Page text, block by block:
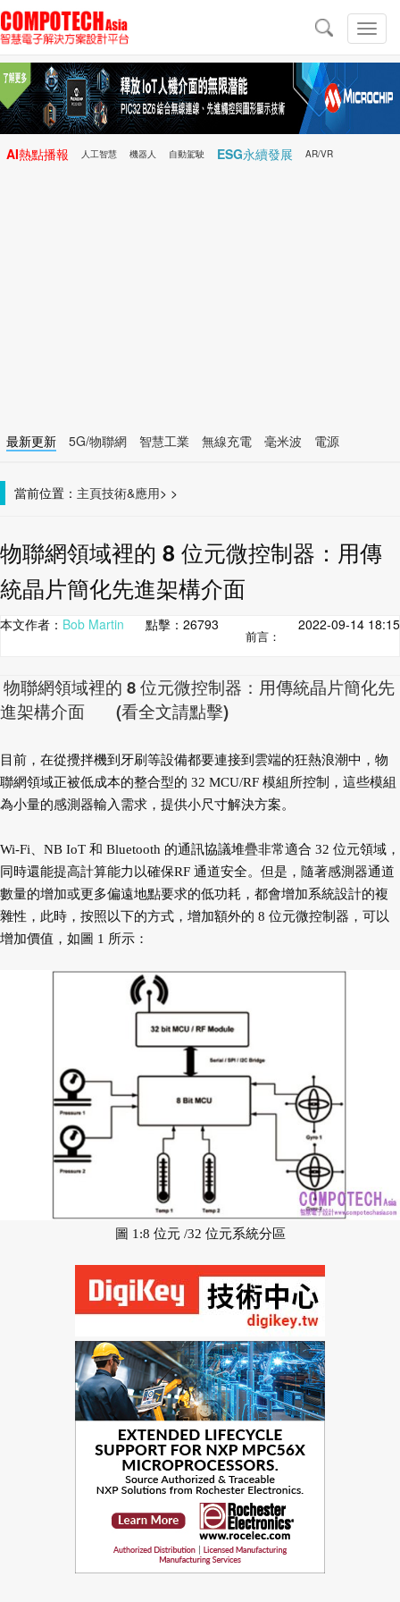
切
換
導
導
航
AI熱點播報 人工智慧 機器人 自動駕駛 ESG永續發展 AR/VR
最新更新 5G/物聯網 智慧工業 無線充電 毫米波
電源
當前位置： 主頁 >
技術&應用 >
物聯網領域裡的 8 位元微控制器：用傳
統晶片簡化先進架構介面
本文作者： Bob Martin 點擊： 26793 2022-09-14 18:15
前言：
物聯網領域裡的 8 位元微控制器：用傳統晶片簡化先
進架構介面 (看全文請點擊)
目前，在從攪拌機到牙刷等設備都要連接到雲端的狂熱浪潮中，物
聯網領域正被低成本的整合型的 32 MCU/RF 模組所控制，這些模組
為小量的感測器輸入需求，提供小尺寸解決方案。
Wi-Fi、NB IoT 和 Bluetooth 的通訊協議堆疊非常適合 32 位元領域，
同時還能提高計算能力以確保RF 通道安全。但是，隨著感測器通道
數量的增加或更多偏遠地點要求的低功耗，都會增加系統設計的複
雜性，此時，按照以下的方式，增加額外的 8 位元微控制器，可以
增加價值，如圖 1 所示：
圖 1:8 位元 /32 位元系統分區